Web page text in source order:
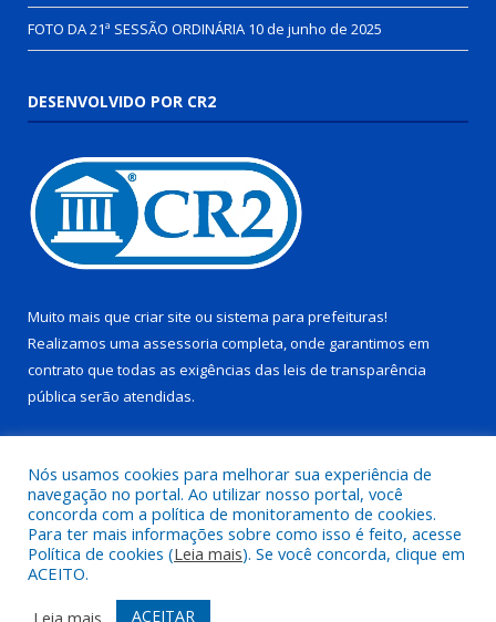
FOTO DA 21ª SESSÃO ORDINÁRIA 10 de junho de 2025
DESENVOLVIDO POR CR2
Muito mais que criar site ou sistema para prefeituras!
Realizamos uma assessoria completa, onde garantimos em
contrato que todas as exigências das leis de transparência
pública serão atendidas.
Todos os direitos reservados a Câmara Municipal de Pau D’arco.
Mapa do Site Acessar Área Administrativa
Nós usamos cookies para melhorar sua experiência de
navegação no portal. Ao utilizar nosso portal, você
concorda com a política de monitoramento de cookies.
Para ter mais informações sobre como isso é feito, acesse
Política de cookies (Leia mais). Se você concorda, clique em
ACEITO.
Leia mais
ACEITAR